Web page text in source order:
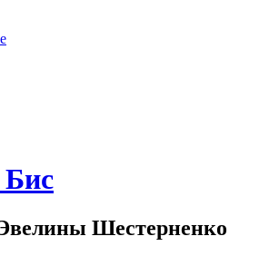
Шестерненко